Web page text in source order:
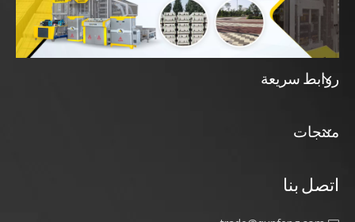
روابط سريعة
منتجات
اتصل بنا